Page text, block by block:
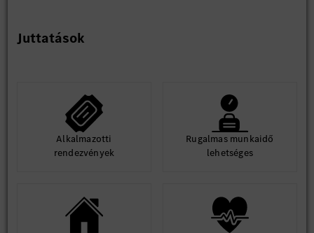
Juttatások
Alkalmazotti
rendezvények
Rugalmas munkaidő
lehetséges